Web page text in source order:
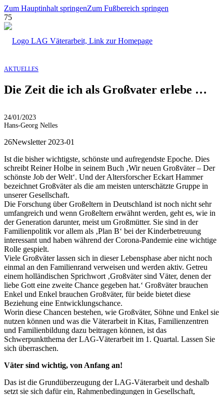
Zum Hauptinhalt springenZum Fußbereich springen
AKTUELLES
Die Zeit die ich als Großvater erlebe …
24/01/2023
Hans-Georg Nelles
26Newsletter 2023-01
Ist die bisher wichtigste, schönste und aufregendste Epoche. Dies
schreibt Reiner Holbe in seinem Buch ‚Wir neuen Großväter – Der
schönste Job der Welt‘. Und der Altersforscher Eckart Hammer
bezeichnet Großväter als die am meisten unterschätzte Gruppe in
unserer Gesellschaft.
Die Forschung über Großeltern in Deutschland ist noch nicht sehr
umfangreich und wenn Großeltern erwähnt werden, geht es, wie in
der Generation darunter, meist um Großmütter. Sie sind in der
Familienpolitik vor allem als ‚Plan B‘ bei der Kinderbetreuung
interessant und haben während der Corona-Pandemie eine wichtige
Rolle gespielt.
Viele Großväter lassen sich in dieser Lebensphase aber nicht noch
einmal an den Familienrand verweisen und werden aktiv. Getreu
einem holländischen Sprichwort ‚Großväter sind Väter, denen der
liebe Gott eine zweite Chance gegeben hat.‘ Großväter brauchen
Enkel und Enkel brauchen Großväter, für beide bietet diese
Beziehung eine Entwicklungschance.
Worin diese Chancen bestehen, wie Großväter, Söhne und Enkel sie
nutzen können und was die Väterarbeit in Kitas, Familienzentren
und Familienbildung dazu beitragen können, ist das
Schwerpunktthema der LAG-Väterarbeit im 1. Quartal. Lassen Sie
sich überraschen.
Väter sind wichtig, von Anfang an!
Das ist die Grundüberzeugung der LAG-Väterarbeit und deshalb
setzt sie sich dafür ein, Rahmenbedingungen in Gesellschaft,